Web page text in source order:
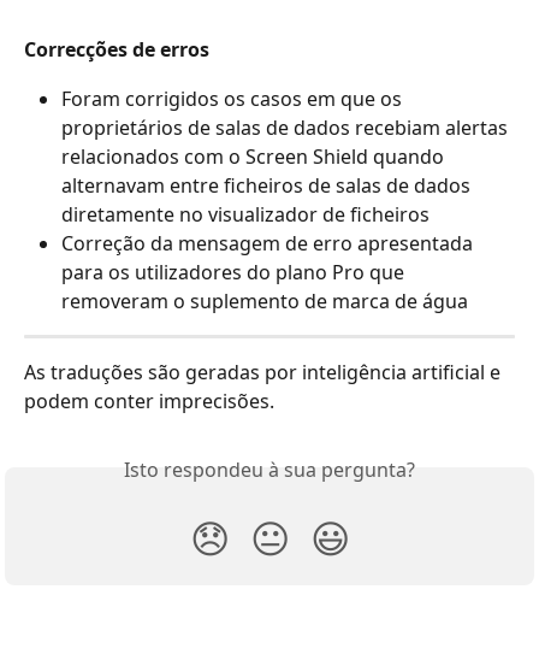
Correcções de erros
Foram corrigidos os casos em que os
proprietários de salas de dados recebiam alertas
relacionados com o Screen Shield quando
alternavam entre ficheiros de salas de dados
diretamente no visualizador de ficheiros
Correção da mensagem de erro apresentada
para os utilizadores do plano Pro que
removeram o suplemento de marca de água
As traduções são geradas por inteligência artificial e
podem conter imprecisões.
Isto respondeu à sua pergunta?
😞 😐 😃